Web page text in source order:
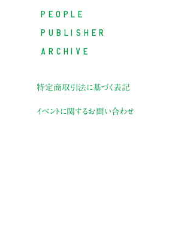
PEOPLE
PUBLISHER
ARCHIVE
特定商取引法に基づく表記
イベントに関するお問い合わせ